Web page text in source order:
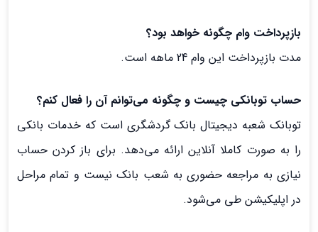
بازپرداخت وام چگونه خواهد بود؟
مدت بازپرداخت این وام 24 ماهه است.
حساب تو‌بانکی چیست و چگونه می‌توانم آن را فعال کنم؟
توبانک شعبه دیجیتال بانک گردشگری است که خدمات بانکی
را به صورت کاملا آنلاین ارائه می‌دهد. برای باز کردن حساب
نیازی به مراجعه حضوری به شعب بانک نیست و تمام مراحل
در اپلیکیشن طی می‌شود.